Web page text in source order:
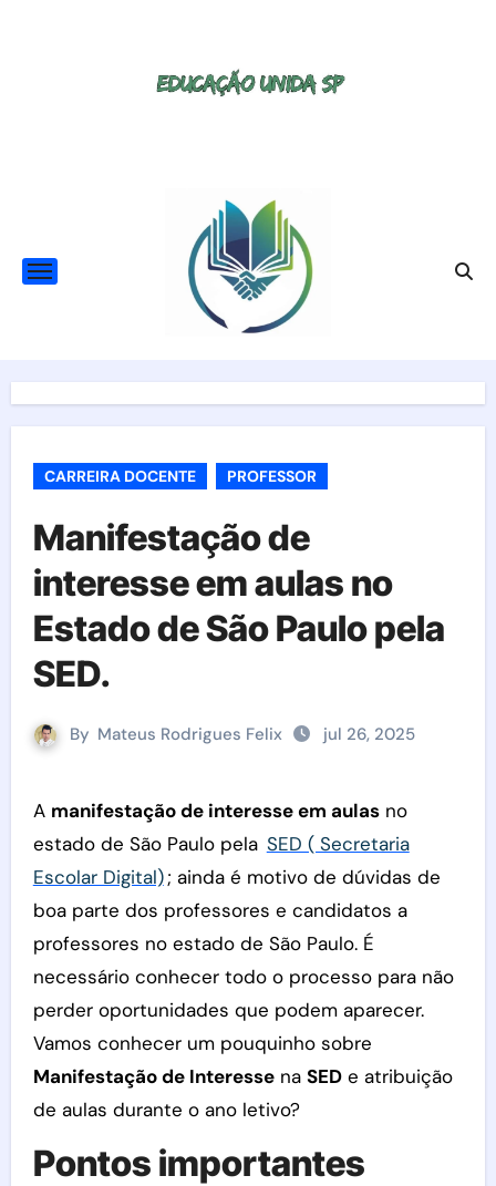
CARREIRA DOCENTE PROFESSOR
Manifestação de
interesse em aulas no
Estado de São Paulo pela
SED.
By Mateus Rodrigues Felix jul 26, 2025
A manifestação de interesse em aulasno
estado de São Paulo pela SED ( Secretaria
Escolar Digital); ainda é motivo de dúvidas de
boa parte dos professores e candidatos a
professores no estado de São Paulo. É
necessário conhecer todo o processo para não
perder oportunidades que podem aparecer.
Vamos conhecer um pouquinho sobre
Manifestação de Interessena SEDe atribuição
de aulas durante o ano letivo?
Pontos importantes